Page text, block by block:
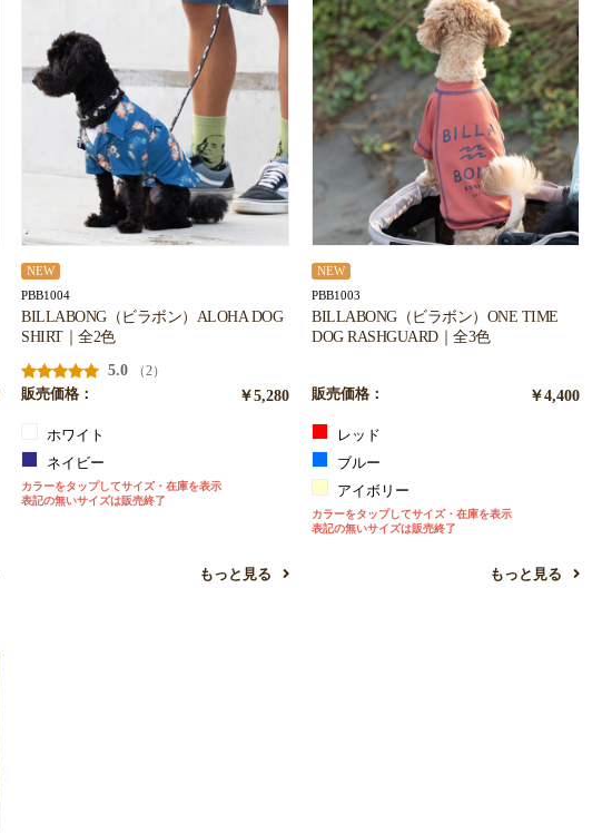
NEW
PBB1004
BILLABONG（ビラボン）ALOHA DOG
SHIRT｜全2色
5.0
（2）
販売価格：
￥5,280
ホワイト
ネイビー
カラーをタップしてサイズ・在庫を表示
表記の無いサイズは販売終了
もっと見る
NEW
PBB1003
BILLABONG（ビラボン）ONE TIME
DOG RASHGUARD｜全3色
販売価格： ￥4,400
レッド
ブルー
アイボリー
カラーをタップしてサイズ・在庫を表示
表記の無いサイズは販売終了
もっと見る